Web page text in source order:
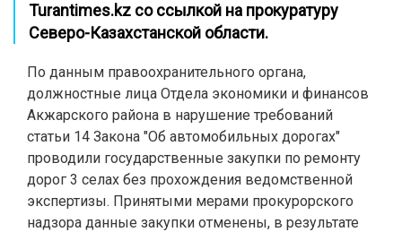
Turantimes.kz со ссылкой на прокуратуру
Северо-Казахстанской области.
По данным правоохранительного органа,
должностные лица Отдела экономики и финансов
Акжарского района в нарушение требований
статьи 14 Закона "Об автомобильных дорогах"
проводили государственные закупки по ремонту
дорог 3 селах без прохождения ведомственной
экспертизы. Принятыми мерами прокурорского
надзора данные закупки отменены, в результате